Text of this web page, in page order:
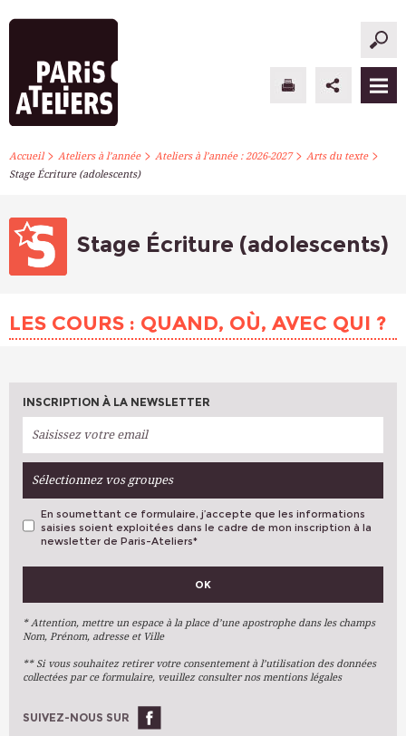
PARIS ATELIERS
ATELIERS À L’ANNÉE
INFOS PRATIQUES
Accueil> Ateliers à l’année> Ateliers à l’année : 2026-2027> Arts du texte>
Stage Écriture (adolescents)
Stage Écriture (adolescents)
LES COURS : QUAND, OÙ, AVEC QUI ?
INSCRIPTION À LA NEWSLETTER
Sélectionnez vos groupes
VOS PRÉFÉRENCES
Arts Plastiques
Arts Du Texte
Arts Numériques
Ateliers À L'année
En soumettant ce formulaire, j’accepte que les informations
saisies soient exploitées dans le cadre de mon inscription à la
newsletter de Paris-Ateliers*
OK
* Attention, mettre un espace à la place d’une apostrophe dans les champs
Nom, Prénom, adresse et Ville
** Si vous souhaitez retirer votre consentement à l’utilisation des données
collectées par ce formulaire, veuillez consulter nos mentions légales
SUIVEZ-NOUS SUR